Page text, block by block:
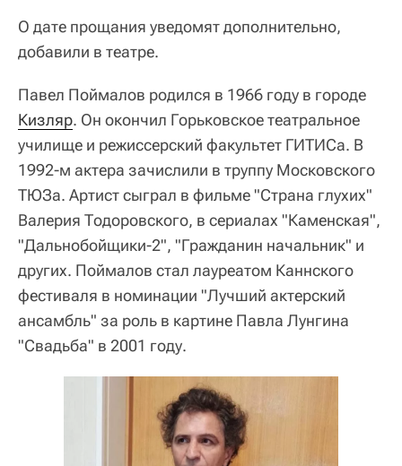
О дате прощания уведомят дополнительно,
добавили в театре.
Павел Поймалов родился в 1966 году в городе
Кизляр. Он окончил Горьковское театральное
училище и режиссерский факультет ГИТИСа. В
1992-м актера зачислили в труппу Московского
ТЮЗа. Артист сыграл в фильме "Страна глухих"
Валерия Тодоровского, в сериалах "Каменская",
"Дальнобойщики-2", "Гражданин начальник" и
других. Поймалов стал лауреатом Каннского
фестиваля в номинации "Лучший актерский
ансамбль" за роль в картине Павла Лунгина
"Свадьба" в 2001 году.